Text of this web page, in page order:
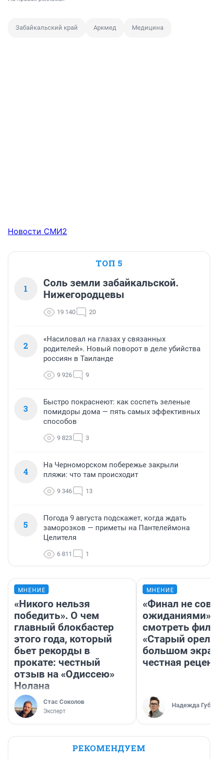
Забайкальский край Аркмед Медицина
Новости СМИ2
ТОП 5
1
Соль земли забайкальской.
Нижегородцевы
19 140 20
2
«Насиловал на глазах у связанных
родителей». Новый поворот в деле убийства
россиян в Таиланде
9 926 9
3
Быстро покраснеют: как соспеть зеленые
помидоры дома — пять самых эффективных
способов
9 823 3
4
На Черноморском побережье закрыли
пляжи: что там происходит
9 346 13
5
Погода 9 августа подскажет, когда ждать
заморозков — приметы на Пантелеймона
Целителя
6 811 1
МНЕНИЕ
«Никого нельзя
победить». О чем
главный блокбастер
этого года, который
бьет рекорды в
прокате: честный
отзыв на «Одиссею»
Нолана
Стас Соколов
Эксперт
МНЕНИЕ
«Финал не
ожиданиями»:
смотреть
«Старый орел»
большом
честная
Надежда
РЕКОМЕНДУЕМ